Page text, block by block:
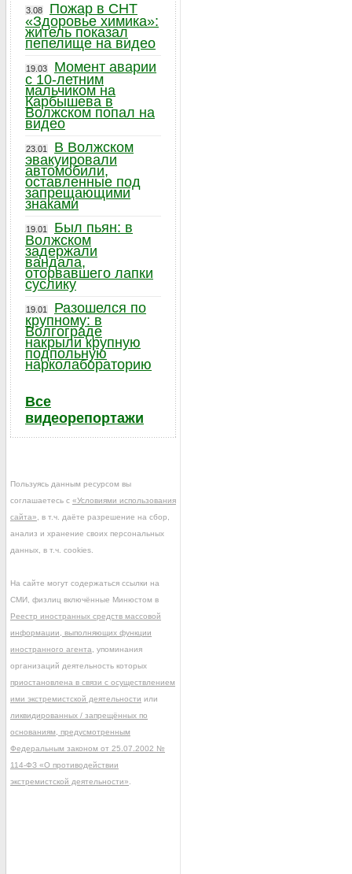
3.08
Пожар в СНТ
«Здоровье химика»:
житель показал
пепелище на видео
19.03
Момент аварии
с 10-летним
мальчиком на
Карбышева в
Волжском попал на
видео
23.01
В Волжском
эвакуировали
автомобили,
оставленные под
запрещающими
знаками
19.01
Был пьян: в
Волжском
задержали
вандала,
оторвавшего лапки
суслику
19.01
Разошелся по
крупному: в
Волгограде
накрыли крупную
подпольную
нарколабораторию
Все
видеорепортажи
Пользуясь данным ресурсом вы
соглашаетесь с «Условиями использования
сайта» , в т.ч. даёте разрешение на сбор,
анализ и хранение своих персональных
данных, в т.ч. cookies.
На сайте могут содержаться ссылки на
СМИ, физлиц включённые Минюстом в
Реестр иностранных средств массовой
информации, выполняющих функции
иностранного агента , упоминания
организаций деятельность которых
приостановлена в связи с осуществлением
ими экстремистской деятельности или
ликвидированных / запрещённых по
основаниям, предусмотренным
Федеральным законом от 25.07.2002 №
114-ФЗ «О противодействии
экстремистской деятельности»